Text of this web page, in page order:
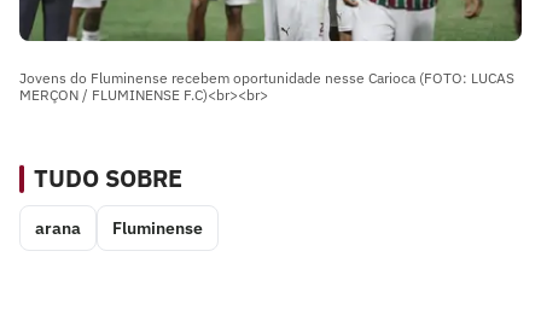
Jovens do Fluminense recebem oportunidade nesse Carioca (FOTO: LUCAS
MERÇON / FLUMINENSE F.C)<br><br>
TUDO SOBRE
arana Fluminense